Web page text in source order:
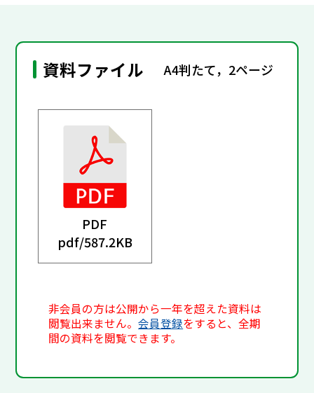
資料ファイル A4判たて，2ページ
PDF
pdf/587.2KB
非会員の方は公開から一年を超えた資料は
閲覧出来ません。会員登録をすると、全期
間の資料を閲覧できます。